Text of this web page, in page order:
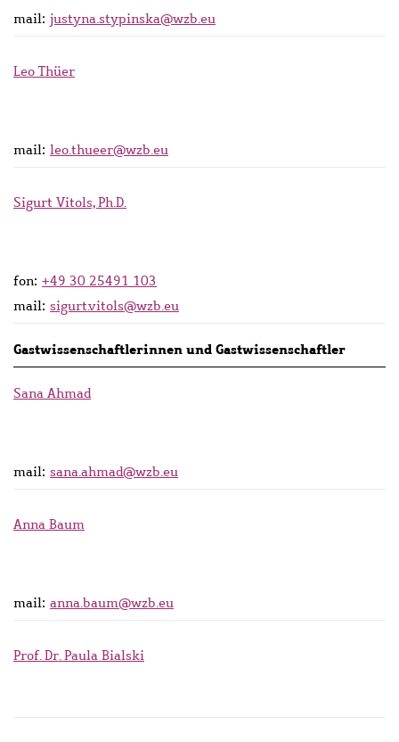
mail: justyna.stypinska@wzb.eu
Leo Thüer
mail: leo.thueer@wzb.eu
Sigurt Vitols, Ph.D.
fon: +49 30 25491 103
mail: sigurt.vitols@wzb.eu
Gastwissenschaftlerinnen und Gastwissenschaftler
Sana Ahmad
mail: sana.ahmad@wzb.eu
Anna Baum
mail: anna.baum@wzb.eu
Prof. Dr. Paula Bialski